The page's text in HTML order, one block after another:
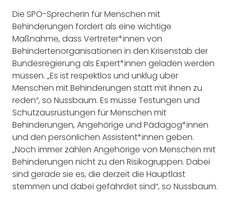
Die SPÖ-Sprecherin für Menschen mit
Behinderungen fordert als eine wichtige
Maßnahme, dass Vertreter*innen von
Behindertenorganisationen in den Krisenstab der
Bundesregierung als Expert*innen geladen werden
müssen. „Es ist respektlos und unklug über
Menschen mit Behinderungen statt mit ihnen zu
reden“, so Nussbaum. Es müsse Testungen und
Schutzausrüstungen für Menschen mit
Behinderungen, Angehörige und Pädagog*innen
und den persönlichen Assistent*innen geben.
„Noch immer zählen Angehörige von Menschen mit
Behinderungen nicht zu den Risikogruppen. Dabei
sind gerade sie es, die derzeit die Hauptlast
stemmen und dabei gefährdet sind“, so Nussbaum.